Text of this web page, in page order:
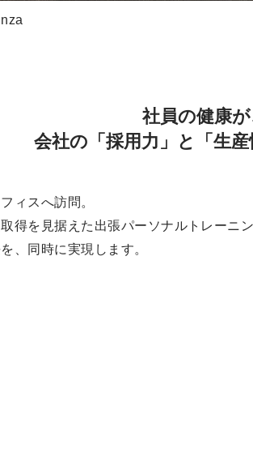
社員の健康が
会社の 「採用力」 と 「生産
ィスへ訪問。
得を見据えた出張パーソナルトレーニン
、同時に実現します。